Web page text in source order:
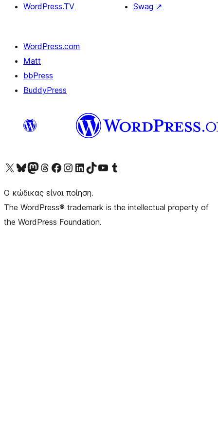
WordPress.TV
Swag ↗
WordPress.com
Matt
bbPress
BuddyPress
Visit our X (formerly Twitter) account
Visit our Bluesky account
Επισκεφθείτε τον λογαριασμό μας στο Mastodon
Visit our Threads account
Επισκεφτείτε τη σελίδα μας στο Facebook
Επισκεφθείτε τον λογαριασμό μας Instagram
Επισκεφθείτε τον λογαριασμό μας LinkedIn
Visit our TikTok account
Visit our YouTube channel
Visit our Tumblr account
Ο κώδικας είναι ποίηση.
The WordPress® trademark is the intellectual property of
the WordPress Foundation.